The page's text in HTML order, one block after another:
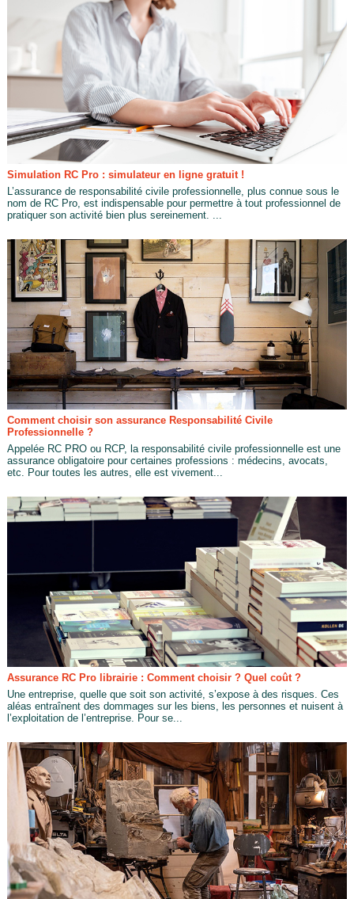
Simulation RC Pro : simulateur en ligne gratuit !
L’assurance de responsabilité civile professionnelle, plus connue sous le
nom de RC Pro, est indispensable pour permettre à tout professionnel de
pratiquer son activité bien plus sereinement. ...
Comment choisir son assurance Responsabilité Civile
Professionnelle ?
Appelée RC PRO ou RCP, la responsabilité civile professionnelle est une
assurance obligatoire pour certaines professions : médecins, avocats,
etc. Pour toutes les autres, elle est vivement...
Assurance RC Pro librairie : Comment choisir ? Quel coût ?
Une entreprise, quelle que soit son activité, s’expose à des risques. Ces
aléas entraînent des dommages sur les biens, les personnes et nuisent à
l’exploitation de l’entreprise. Pour se...